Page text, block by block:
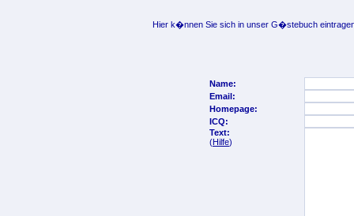
Hier k�nnen Sie sich in unser G�stebuch
Name:
Email:
Homepage:
ICQ:
Text:
(Hilfe)